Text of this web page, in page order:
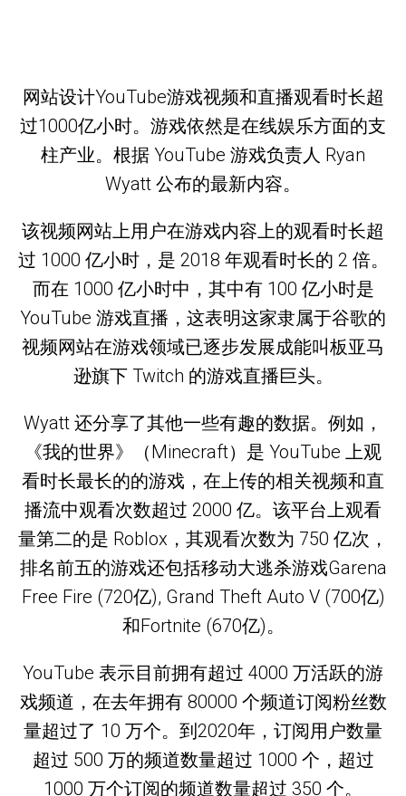
网站设计YouTube游戏视频和直播观看时长超
过1000亿小时。游戏依然是在线娱乐方面的支
柱产业。根据 YouTube 游戏负责人 Ryan
Wyatt 公布的最新内容。
该视频网站上用户在游戏内容上的观看时长超
过 1000 亿小时，是 2018 年观看时长的 2 倍。
而在 1000 亿小时中，其中有 100 亿小时是
YouTube 游戏直播，这表明这家隶属于谷歌的
视频网站在游戏领域已逐步发展成能叫板亚马
逊旗下 Twitch 的游戏直播巨头。
Wyatt 还分享了其他一些有趣的数据。例如，
《我的世界》（Minecraft）是 YouTube 上观
看时长最长的的游戏，在上传的相关视频和直
播流中观看次数超过 2000 亿。该平台上观看
量第二的是 Roblox，其观看次数为 750 亿次，
排名前五的游戏还包括移动大逃杀游戏Garena
Free Fire (720亿), Grand Theft Auto V (700亿)
和Fortnite (670亿)。
YouTube 表示目前拥有超过 4000 万活跃的游
戏频道，在去年拥有 80000 个频道订阅粉丝数
量超过了 10 万个。到2020年，订阅用户数量
超过 500 万的频道数量超过 1000 个，超过
1000 万个订阅的频道数量超过 350 个。